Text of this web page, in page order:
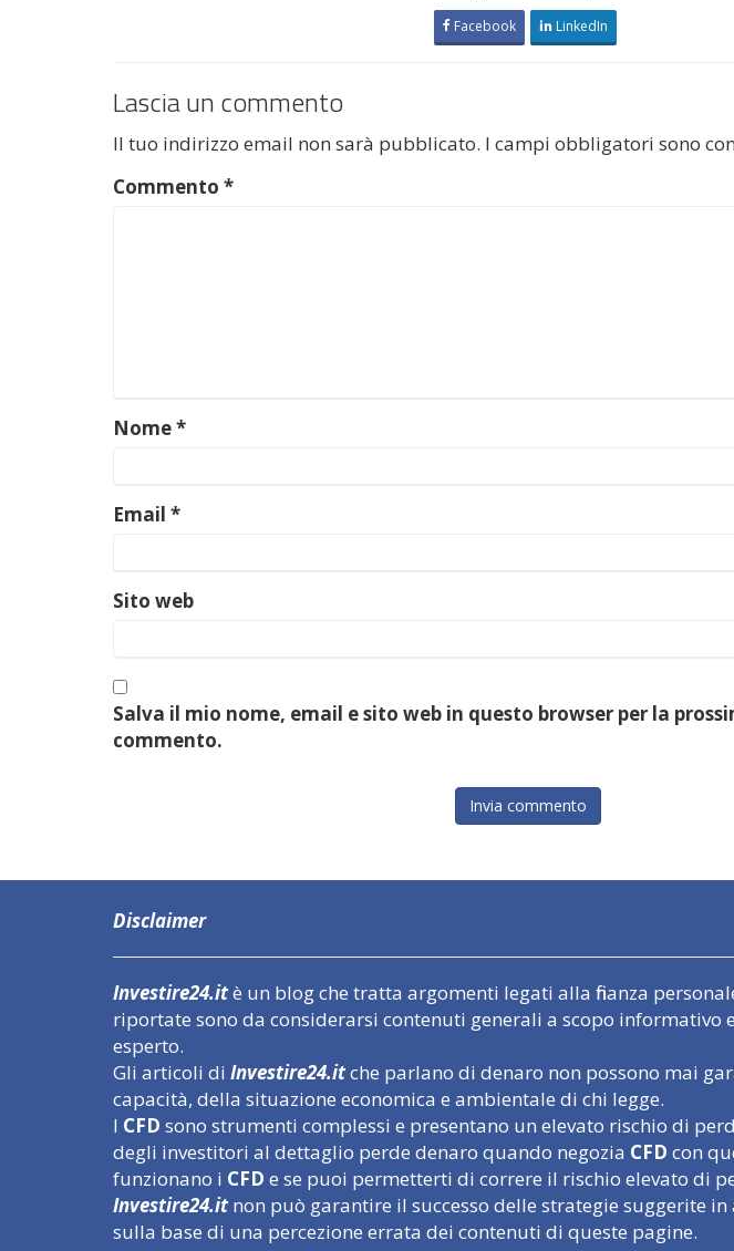
Facebook LinkedIn
Lascia un commento
Il tuo indirizzo email non sarà pubblicato. I campi obbligatori sono
Commento *
Nome*
Email *
Sito web
Salva il mio nome, email e sito web in questo browser per la
commento.
Disclaimer
Investire24.itè un blog che tratta argomenti legati alla finanza
riportate sono da considerarsi contenuti generali a scopo informativo
esperto.
Gli articoli di Investire24.itche parlano di denaro non possono mai
capacità, della situazione economica e ambientale di chi legge.
I CFD sono strumenti complessi e presentano un elevato rischio di
degli investitori al dettaglio perde denaro quando negozia CFD con
funzionano i CFD e se puoi permetterti di correre il rischio elevato di
Investire24.itnon può garantire il successo delle strategie suggerite
sulla base di una percezione errata dei contenuti di queste pagine.